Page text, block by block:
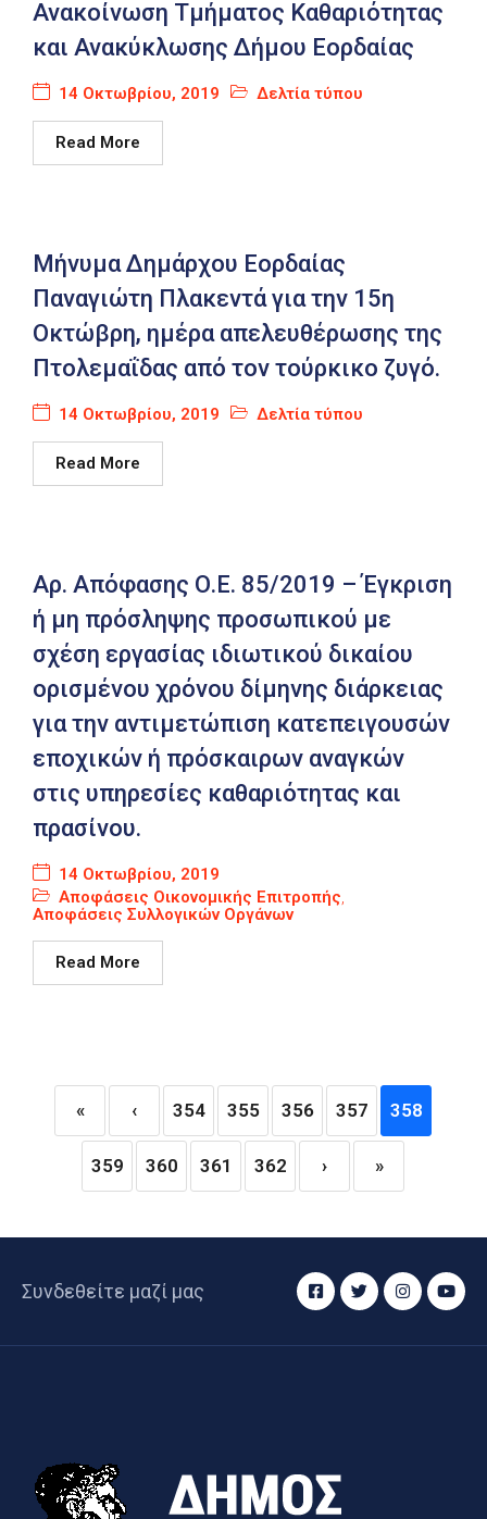
Ανακοίνωση Τμήματος Καθαριότητας
και Ανακύκλωσης Δήμου Εορδαίας
14 Οκτωβρίου, 2019 Δελτία τύπου
Read More
Μήνυμα Δημάρχου Εορδαίας
Παναγιώτη Πλακεντά για την 15η
Οκτώβρη, ημέρα απελευθέρωσης της
Πτολεμαΐδας από τον τούρκικο ζυγό.
14 Οκτωβρίου, 2019 Δελτία τύπου
Read More
Αρ. Απόφασης Ο.Ε. 85/2019 – Έγκριση
ή μη πρόσληψης προσωπικού με
σχέση εργασίας ιδιωτικού δικαίου
ορισμένου χρόνου δίμηνης διάρκειας
για την αντιμετώπιση κατεπειγουσών
εποχικών ή πρόσκαιρων αναγκών
στις υπηρεσίες καθαριότητας και
πρασίνου.
14 Οκτωβρίου, 2019
Αποφάσεις Οικονομικής Επιτροπής,
Αποφάσεις Συλλογικών Οργάνων
Read More
« ‹ 354 355 356 357 358
359 360 361 362 › »
Συνδεθείτε μαζί μας